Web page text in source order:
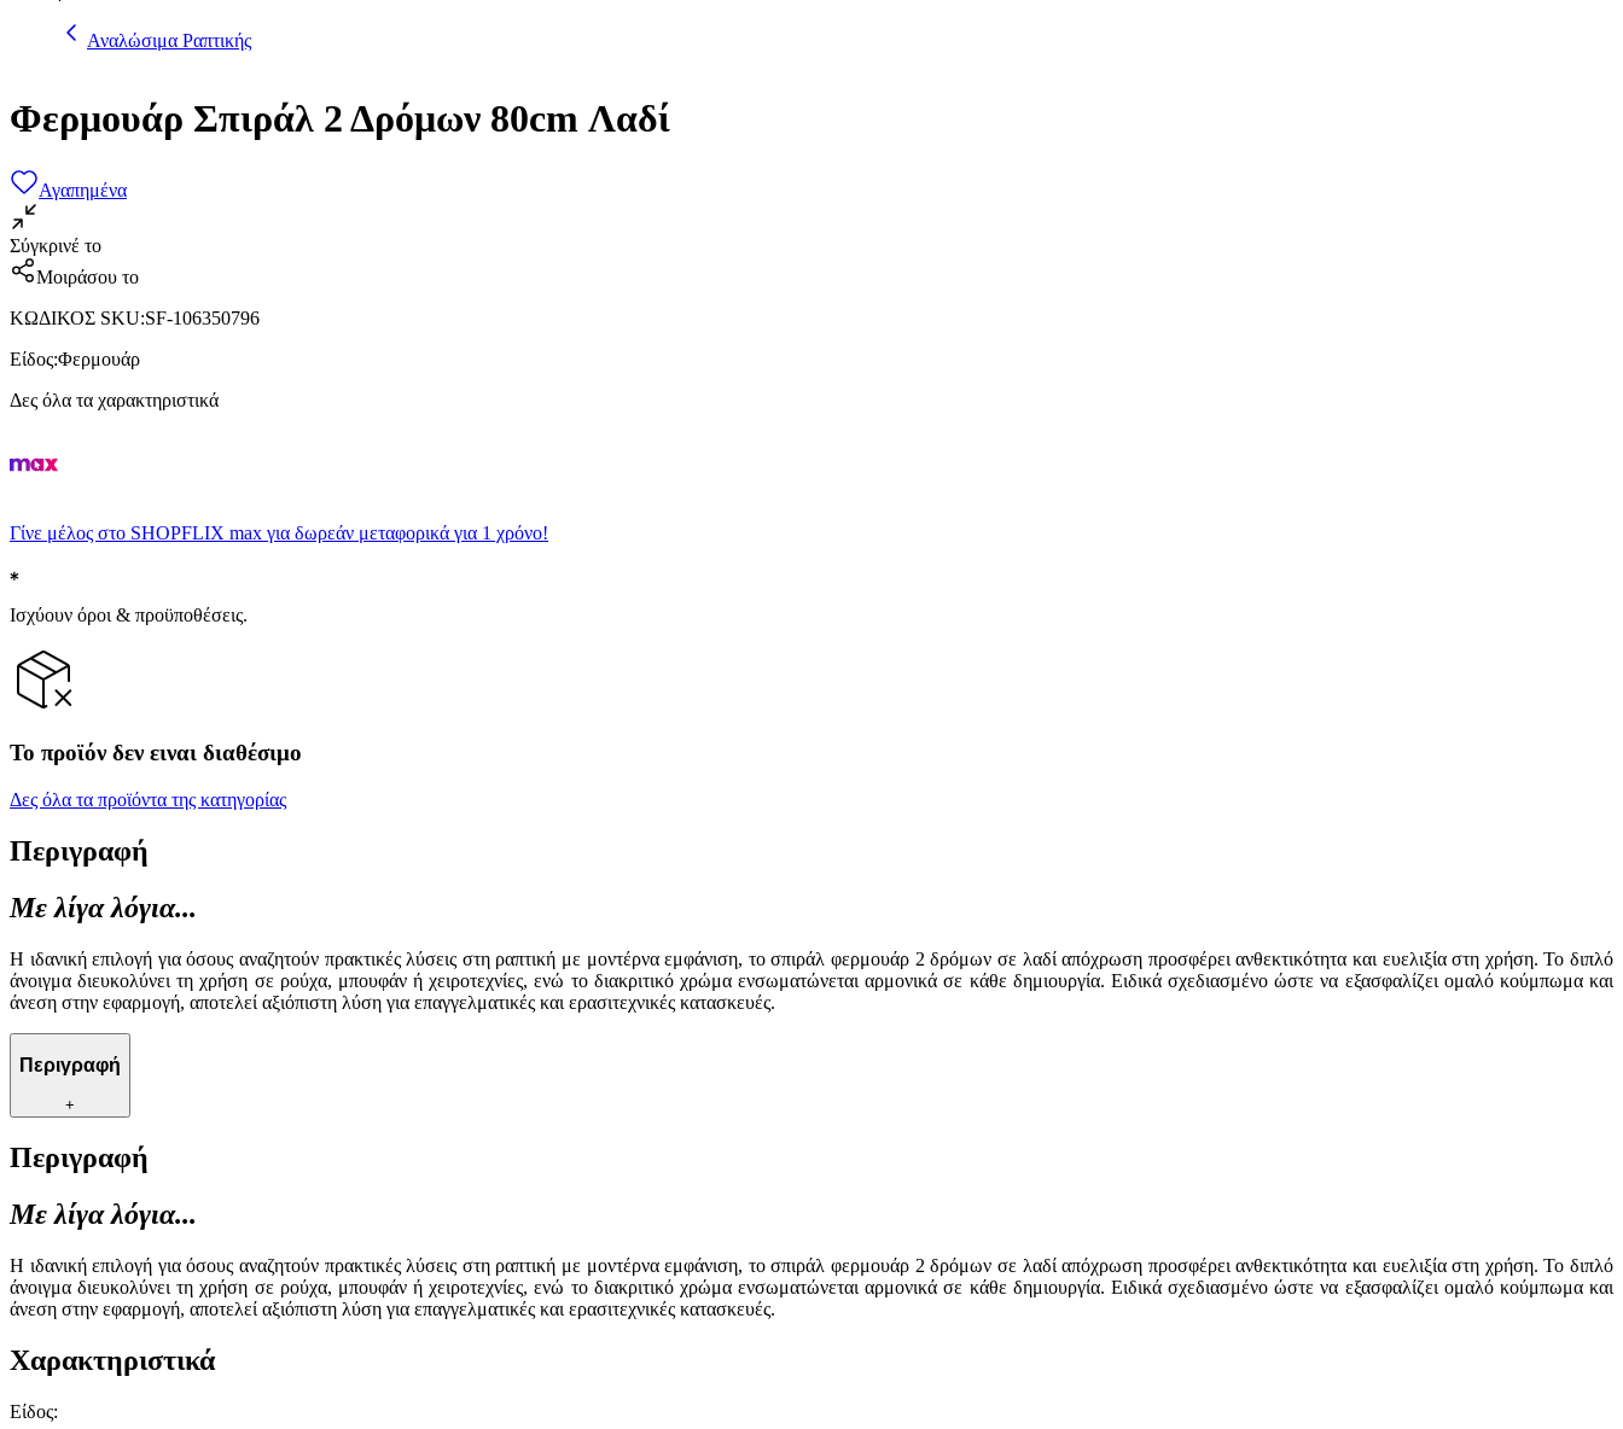
Αναλώσιμα Ραπτικής
Φερμουάρ Σπιράλ 2 Δρόμων 80cm Λαδί
Αγαπημένα
Σύγκρινέ το
Μοιράσου το
ΚΩΔΙΚΟΣ SKU:SF-106350796
Είδος:Φερμουάρ
Δες όλα τα χαρακτηριστικά
Γίνε μέλος στο SHOPFLIX max για δωρεάν μεταφορικά για 1 χρόνο!
Ισχύουν όροι & προϋποθέσεις.
Το προϊόν δεν ειναι διαθέσιμο
Δες όλα τα προϊόντα της κατηγορίας
Περιγραφή
Με λίγα λόγια...
Η ιδανική επιλογή για όσους αναζητούν πρακτικές λύσεις στη ραπτική με μοντέρνα εμφάνιση, το σπιράλ φερμουάρ 2 δρόμων σε λαδί απόχρωση προσφέρει ανθεκτικότητα και ευελιξία στη χρήση. Το διπλό
άνοιγμα διευκολύνει τη χρήση σε ρούχα, μπουφάν ή χειροτεχνίες, ενώ το διακριτικό χρώμα ενσωματώνεται αρμονικά σε κάθε δημιουργία. Ειδικά σχεδιασμένο ώστε να εξασφαλίζει ομαλό κούμπωμα και
άνεση στην εφαρμογή, αποτελεί αξιόπιστη λύση για επαγγελματικές και ερασιτεχνικές κατασκευές.
Περιγραφή
+
Περιγραφή
Με λίγα λόγια...
Η ιδανική επιλογή για όσους αναζητούν πρακτικές λύσεις στη ραπτική με μοντέρνα εμφάνιση, το σπιράλ φερμουάρ 2 δρόμων σε λαδί απόχρωση προσφέρει ανθεκτικότητα και ευελιξία στη χρήση. Το διπλό
άνοιγμα διευκολύνει τη χρήση σε ρούχα, μπουφάν ή χειροτεχνίες, ενώ το διακριτικό χρώμα ενσωματώνεται αρμονικά σε κάθε δημιουργία. Ειδικά σχεδιασμένο ώστε να εξασφαλίζει ομαλό κούμπωμα και
άνεση στην εφαρμογή, αποτελεί αξιόπιστη λύση για επαγγελματικές και ερασιτεχνικές κατασκευές.
Χαρακτηριστικά
Είδος: